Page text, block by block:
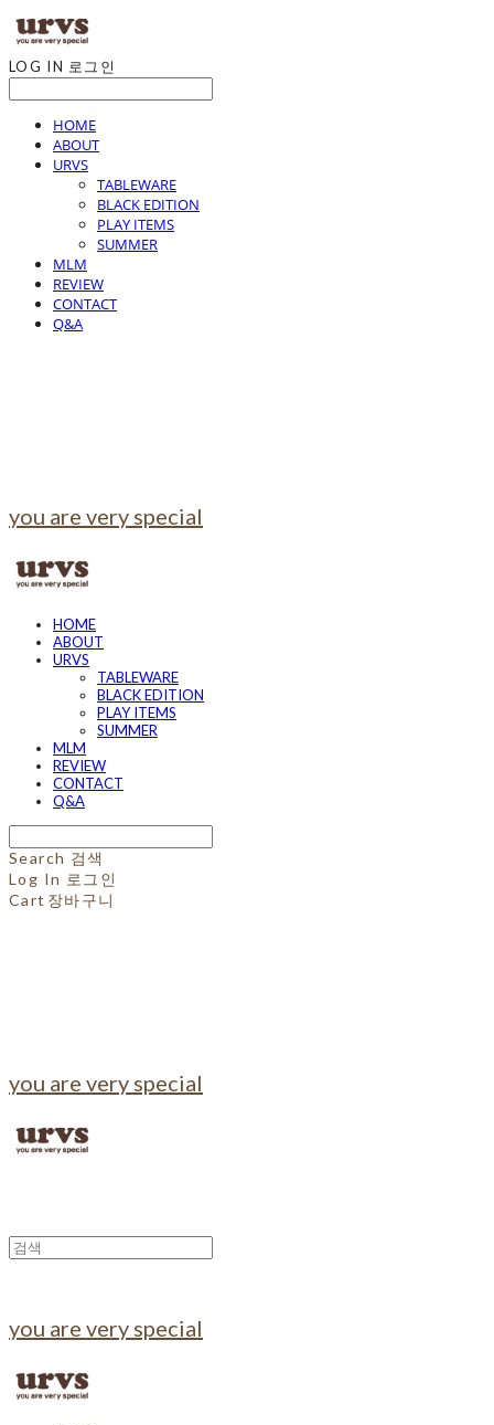
LOG IN 로그인
HOME
ABOUT
URVS
TABLEWARE
BLACK EDITION
PLAY ITEMS
SUMMER
MLM
REVIEW
CONTACT
Q&A
you are very special
HOME
ABOUT
URVS
TABLEWARE
BLACK EDITION
PLAY ITEMS
SUMMER
MLM
REVIEW
CONTACT
Q&A
Search 검색
Log In 로그인
Cart 장바구니
you are very special
you are very special